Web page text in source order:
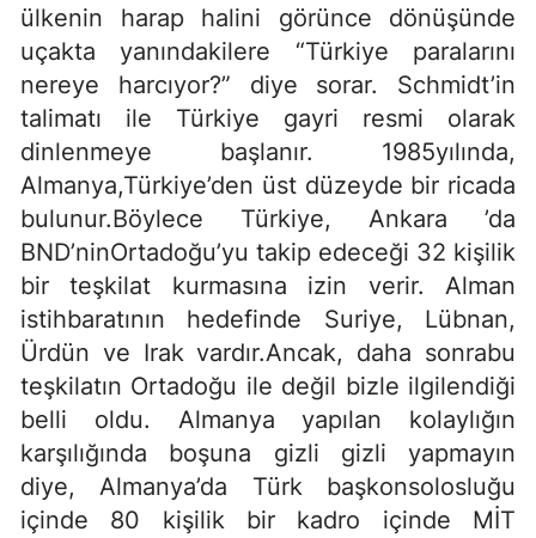
ülkenin harap halini görünce dönüşünde
uçakta yanındakilere “Türkiye paralarını
nereye harcıyor?” diye sorar. Schmidt’in
talimatı ile Türkiye gayri resmi olarak
dinlenmeye başlanır. 1985yılında,
Almanya,Türkiye’den üst düzeyde bir ricada
bulunur.Böylece Türkiye, Ankara ’da
BND’ninOrtadoğu’yu takip edeceği 32 kişilik
bir teşkilat kurmasına izin verir. Alman
istihbaratının hedefinde Suriye, Lübnan,
Ürdün ve Irak vardır.Ancak, daha sonrabu
teşkilatın Ortadoğu ile değil bizle ilgilendiği
belli oldu. Almanya yapılan kolaylığın
karşılığında boşuna gizli gizli yapmayın
diye, Almanya’da Türk başkonsolosluğu
içinde 80 kişilik bir kadro içinde MİT